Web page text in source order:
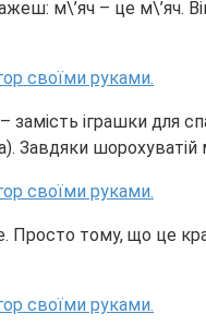
м\’яч – це м\’яч.
замість іграшки
Завдяки
тому, що це